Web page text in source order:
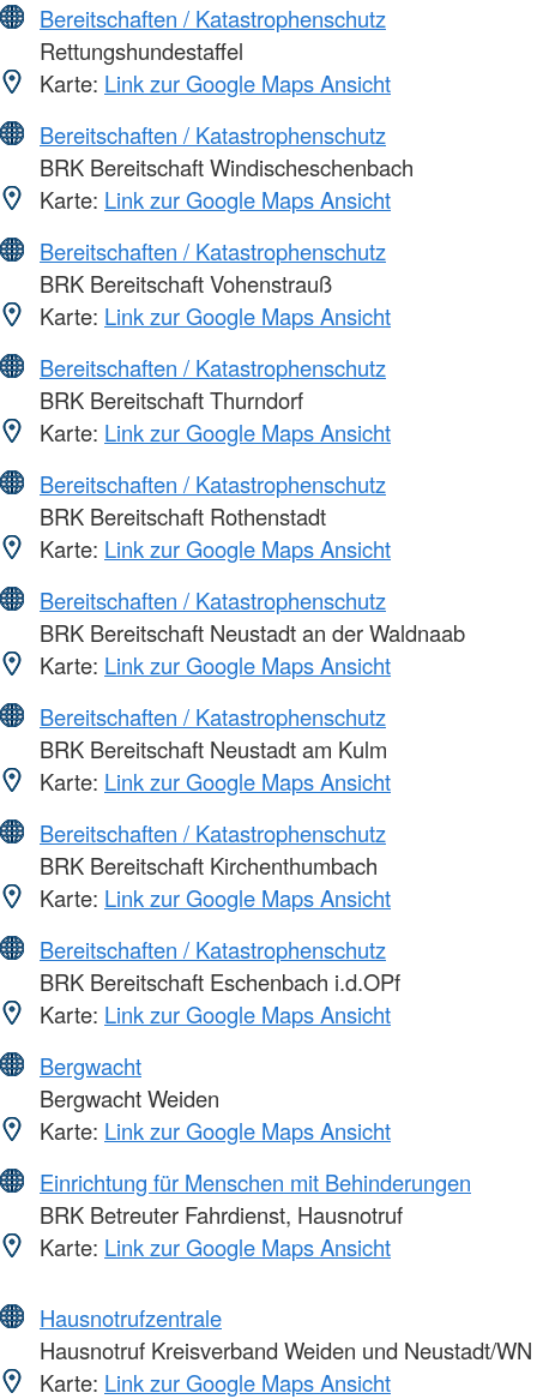
Bereitschaften / Katastrophenschutz
Rettungshundestaffel
Karte: Link zur Google Maps Ansicht
Bereitschaften / Katastrophenschutz
BRK Bereitschaft Windischeschenbach
Karte: Link zur Google Maps Ansicht
Bereitschaften / Katastrophenschutz
BRK Bereitschaft Vohenstrauß
Karte: Link zur Google Maps Ansicht
Bereitschaften / Katastrophenschutz
BRK Bereitschaft Thurndorf
Karte: Link zur Google Maps Ansicht
Bereitschaften / Katastrophenschutz
BRK Bereitschaft Rothenstadt
Karte: Link zur Google Maps Ansicht
Bereitschaften / Katastrophenschutz
BRK Bereitschaft Neustadt an der Waldnaab
Karte: Link zur Google Maps Ansicht
Bereitschaften / Katastrophenschutz
BRK Bereitschaft Neustadt am Kulm
Karte: Link zur Google Maps Ansicht
Bereitschaften / Katastrophenschutz
BRK Bereitschaft Kirchenthumbach
Karte: Link zur Google Maps Ansicht
Bereitschaften / Katastrophenschutz
BRK Bereitschaft Eschenbach i.d.OPf
Karte: Link zur Google Maps Ansicht
Bergwacht
Bergwacht Weiden
Karte: Link zur Google Maps Ansicht
Einrichtung für Menschen mit Behinderungen
BRK Betreuter Fahrdienst, Hausnotruf
Karte: Link zur Google Maps Ansicht
Hausnotrufzentrale
Hausnotruf Kreisverband Weiden und Neustadt/WN
Karte: Link zur Google Maps Ansicht